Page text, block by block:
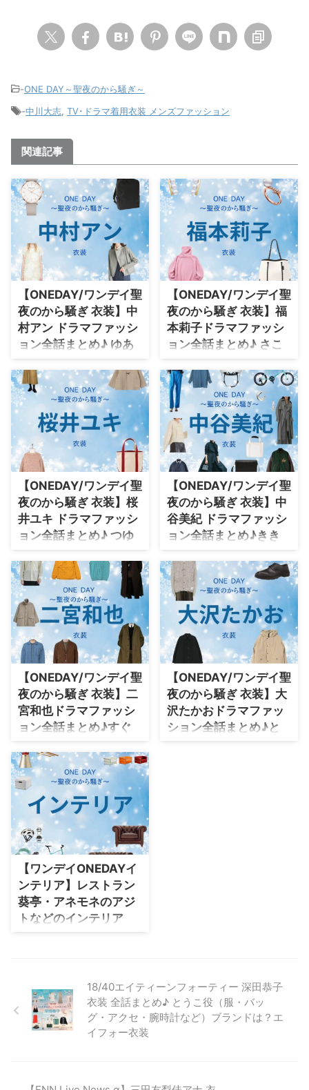
-ONE DAY～聖夜のから騒ぎ～
-中川大志 TV･ドラマ着用衣装 メンズファッション
関連記事
【ONEDAY/ワンデイ聖
夜のから騒ぎ 衣装】中
村アン ドラマファッシ
ョン全話まとめ♪ ゆあ
ん役 服・バッグ・アク
セ・腕時計のブランド
は？
【ONE DAY～聖夜のから騒ぎ
～】中村アンさん（やはた ゆあ
ん役）の衣装（服･バッグ･アクセ
など）やドラマファッションを着
用シーン別・コーデ別に紹介して
ます♪
【ONEDAY/ワンデイ聖
夜のから騒ぎ 衣装】福
本莉子ドラマファッシ
ョン全話まとめ♪ さこ
役 服・バッグ・アク
セ・腕時計のブランド
は？
【ONE DAY～聖夜のから騒ぎ
～】福本莉子さん（たちあおい
さこ役）の衣装（服･バッグ･アク
セなど）やドラマファッションを
着用シーン別・コーデ別に紹介し
てます♪
【ONEDAY/ワンデイ聖
夜のから騒ぎ 衣装】桜
井ユキ ドラマファッシ
ョン全話まとめ♪ つゆ
み役 服・バッグ・アク
セ・腕時計のブランド
は？
【ONE DAY～聖夜のから騒ぎ
～】桜井ユキさん（たけもと つ
ゆみ役）の衣装（服･バッグ･アク
セなど）やドラマファッションを
着用シーン別・コーデ別に紹介し
てます♪
【ONEDAY/ワンデイ聖
夜のから騒ぎ 衣装】中
谷美紀 ドラマファッシ
ョン全話まとめ♪きき
ょう役 服・バッグ・ア
クセ・腕時計のブラン
ドは？
【ONE DAY～聖夜のから騒ぎ
～】中谷美紀さん（くらうちきき
ょう役）の衣装（服･バッグ･アク
セなど）やドラマファッションを
着用シーン別・コーデ別に紹介し
てます♪
【ONEDAY/ワンデイ聖
夜のから騒ぎ 衣装】二
宮和也ドラマファッシ
ョン全話まとめ♪すぐ
ろじせいじ役 服・バッ
グ・腕時計のブランド
は？
【ONE DAY～聖夜のから騒ぎ
～】二宮和也さん（すぐろじせい
じ役）の衣装（服･バッグ･アクセ
など）やドラマファッションを着
用シーン別・コーデ別に紹介して
ます♪
【ONEDAY/ワンデイ聖
夜のから騒ぎ 衣装】大
沢たかおドラマファッ
ション全話まとめ♪と
きお役 服・バッグ・腕
【ワンデイONEDAYイ
ンテリア】レストラン
葵亭・アネモネのアジ
トなどのインテリア
（家具・家電・雑貨）
のから騒ぎ】に美術協力されてい
るインテリア（家具・家電・雑
貨）の「ブランド」や「購入先」
を紹介♪ この記事では、 など、
【ONEDAY/ワンデイ聖夜のから
18/40エイティーンフォーティー 深田恭子
衣装 全話まとめ♪ とうこ役（服・バッ
グ・アクセ・腕時計など）ブランドは？エ
イフォー衣装